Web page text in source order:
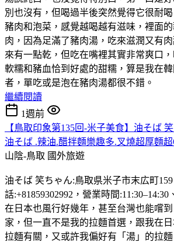
別也沒有，但喝過半後突然覺得它很耐
豬肉和泡菜，感覺越喝越有滋味，裡面
肉，因為足滿了豬肉湯，吃來滋潤又有
來有一點乾，但吃在嘴裡其實非常爽口
軟糯和豬血恰到好處的甜糯，算是我在
者，單吃或是泡在豬肉湯都很不錯。
繼續閱讀
1週前
【鳥取印象第135回-米子美食】油そば
油そば .辣油.醋拌麵樂趣多.叉燒超厚麵超
山陰-鳥取 國外旅遊
油そば 笑ちゃん:鳥取県米子市末広町
話:+81859302992，營業時間:11:30–14:30
在日本也風行好幾年，甚至台灣也能嚐
家，但一直不是我的拉麵首選，跟我在
拉麵有關，又或許我偏好有「湯」的拉